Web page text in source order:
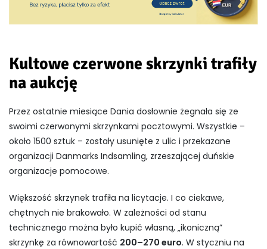
Kultowe czerwone skrzynki trafiły
na aukcję
Przez ostatnie miesiące Dania dosłownie żegnała się ze
swoimi czerwonymi skrzynkami pocztowymi. Wszystkie –
około 1500 sztuk – zostały usunięte z ulic i przekazane
organizacji Danmarks Indsamling, zrzeszającej duńskie
organizacje pomocowe.
Większość skrzynek trafiła na licytacje. I co ciekawe,
chętnych nie brakowało. W zależności od stanu
technicznego można było kupić własną, „ikoniczną”
skrzynkę za równowartość 200–270 euro. W styczniu na